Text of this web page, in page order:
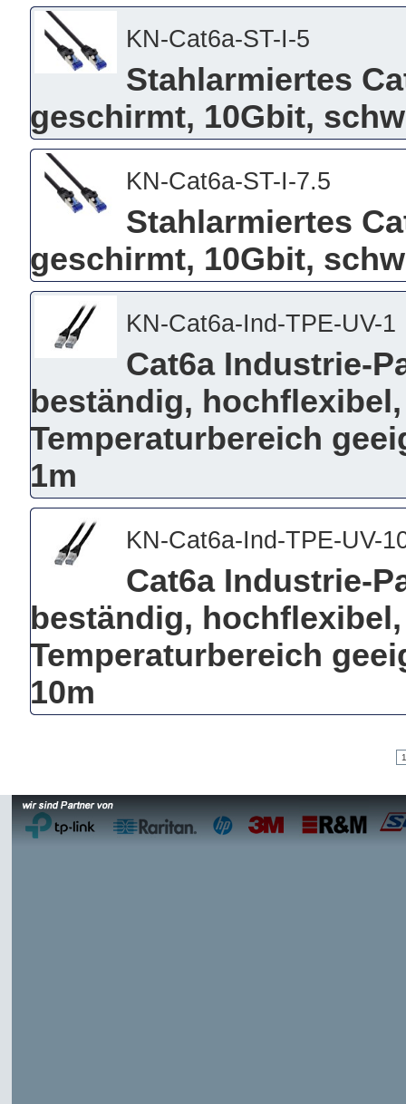
KN-Cat6a-ST-I-5
Stahlarmiertes
geschirmt, 10Gbit,
KN-Cat6a-ST-I-7.5
Stahlarmiertes
geschirmt, 10Gbit,
KN-Cat6a-Ind-TPE-UV-1
Cat6a Industrie-
beständig,
Temperaturbereich
1m
KN-Cat6a-Ind-TPE-UV-
Cat6a Industrie-
beständig,
Temperaturbereich
10m
1